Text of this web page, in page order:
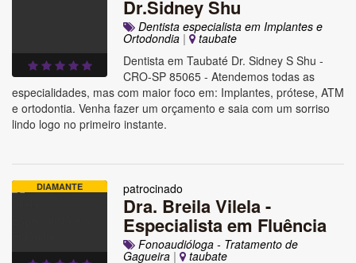
Dr.Sidney Shu
Dentista especialista em Implantes e
Ortodondia |
taubate
Dentista em Taubaté Dr. Sidney S Shu -
CRO-SP 85065 - Atendemos todas as
especialidades, mas com maior foco em: Implantes, prótese, ATM
e ortodontia. Venha fazer um orçamento e saia com um sorriso
lindo logo no primeiro instante.
DIAMANTE patrocinado
Dra. Breila Vilela -
Especialista em Fluência
Fonoaudióloga - Tratamento de
Gagueira | taubate